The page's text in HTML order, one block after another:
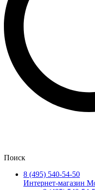
Поиск
8 (495) 540-54-50
Интернет-магазин